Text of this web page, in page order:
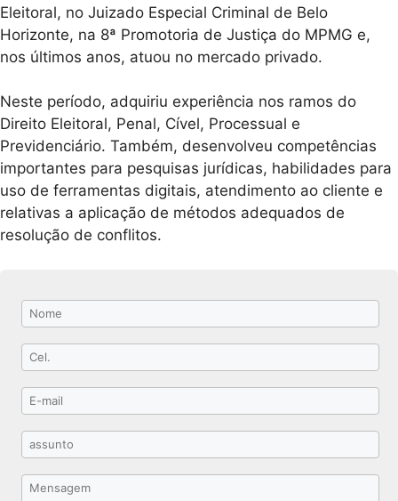
Eleitoral, no Juizado Especial Criminal de Belo
Horizonte, na 8ª Promotoria de Justiça do MPMG e,
nos últimos anos, atuou no mercado privado.
Neste período, adquiriu experiência nos ramos do
Direito Eleitoral, Penal, Cível, Processual e
Previdenciário. Também, desenvolveu competências
importantes para pesquisas jurídicas, habilidades para
uso de ferramentas digitais, atendimento ao cliente e
relativas a aplicação de métodos adequados de
resolução de conflitos.